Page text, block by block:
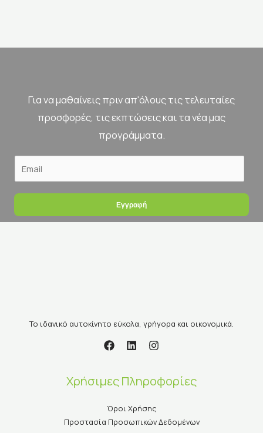
Για να μαθαίνεις πριν απ'όλους τις τελευταίες
προσφορές, τις εκπτώσεις και τα νέα μας
προγράμματα.
Εγγραφή
Το ιδανικό αυτοκίνητο εύκολα, γρήγορα και οικονομικά.
Χρήσιμες Πληροφορίες
Όροι Χρήσης
Προστασία Προσωπικών Δεδομένων